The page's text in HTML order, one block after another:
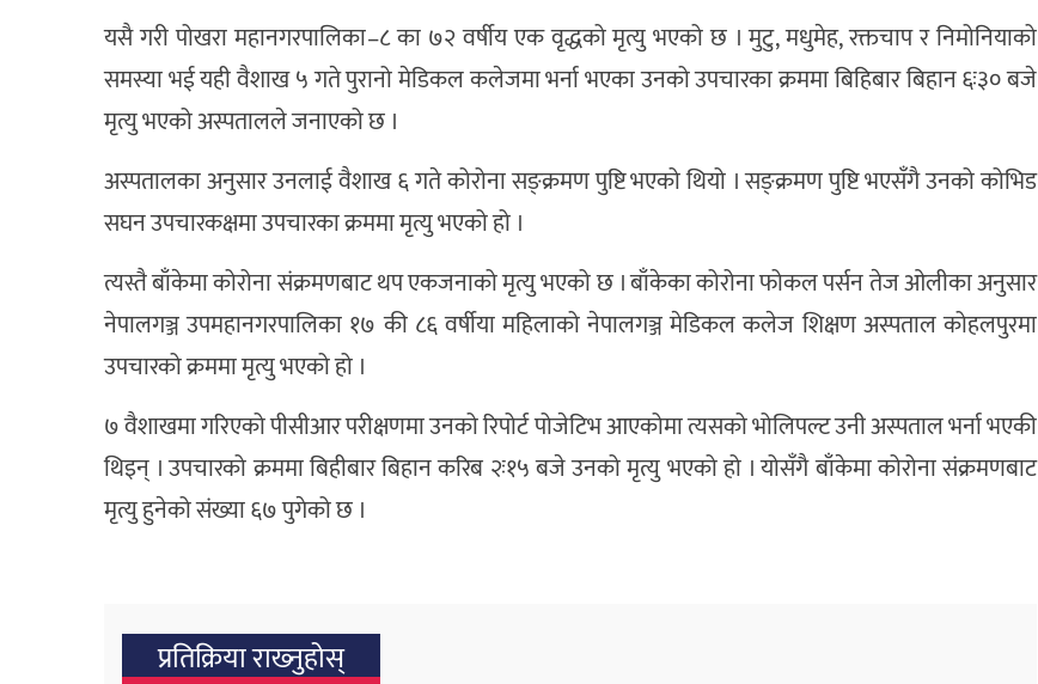
यसै गरी पोखरा महानगरपालिका–८ का ७२ वर्षीय एक वृद्धको मृत्यु भएको छ । मुटु, मधुमेह, रक्तचाप र निमोनियाको
समस्या भई यही वैशाख ५ गते पुरानो मेडिकल कलेजमा भर्ना भएका उनको उपचारका क्रममा बिहिबार बिहान ६ः३० बजे
मृत्यु भएको अस्पतालले जनाएको छ ।
अस्पतालका अनुसार उनलाई वैशाख ६ गते कोरोना सङ्क्रमण पुष्टि भएको थियो । सङ्क्रमण पुष्टि भएसँगै उनको कोभिड
सघन उपचारकक्षमा उपचारका क्रममा मृत्यु भएको हो ।
त्यस्तै बाँकेमा कोरोना संक्रमणबाट थप एकजनाको मृत्यु भएको छ । बाँकेका कोरोना फोकल पर्सन तेज ओलीका अनुसार
नेपालगञ्ज उपमहानगरपालिका १७ की ८६ वर्षीया महिलाको नेपालगञ्ज मेडिकल कलेज शिक्षण अस्पताल कोहलपुरमा
उपचारको क्रममा मृत्यु भएको हो ।
७ वैशाखमा गरिएको पीसीआर परीक्षणमा उनको रिपोर्ट पोजेटिभ आएकोमा त्यसको भोलिपल्ट उनी अस्पताल भर्ना भएकी
थिइन् । उपचारको क्रममा बिहीबार बिहान करिब २ः१५ बजे उनको मृत्यु भएको हो । योसँगै बाँकेमा कोरोना संक्रमणबाट
मृत्यु हुनेको संख्या ६७ पुगेको छ ।
प्रतिक्रिया राख्‍नुहोस्